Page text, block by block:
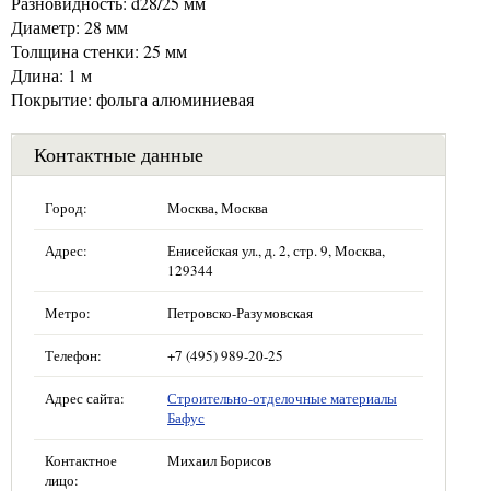
Диаметр: 28 мм
Толщина стенки: 25 мм
Длина: 1 м
Покрытие: фольга алюминиевая
Контактные данные
Город: Москва, Москва
Адрес:
Енисейская ул., д. 2, стр. 9, Москва,
129344
Метро: Петровско-Разумовская
Телефон: +7 (495) 989-20-25
Адрес сайта:
Строительно-отделочные материалы
Бафус
Контактное
лицо:
Михаил Борисов